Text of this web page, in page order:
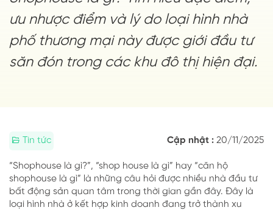
ưu nhược điểm và lý do loại hình nhà
phố thương mại này được giới đầu tư
săn đón trong các khu đô thị hiện đại.
Tin tức Cập nhật : 20/11/2025
“Shophouse là gì?”, “shop house là gì” hay “căn hộ
shophouse là gì” là những câu hỏi được nhiều nhà đầu tư
bất động sản quan tâm trong thời gian gần đây. Đây là
loại hình nhà ở kết hợp kinh doanh đang trở thành xu